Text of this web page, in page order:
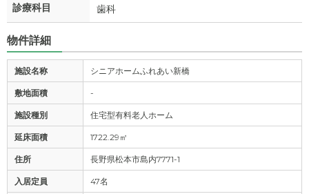
診療科目 歯科
物件詳細
施設名称 シニアホームふれあい新橋
敷地面積 -
施設種別 住宅型有料老人ホーム
延床面積 1722.29㎡
住所 長野県松本市島内7771-1
入居定員 47名